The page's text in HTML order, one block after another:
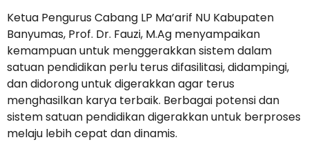
Ketua Pengurus Cabang LP Ma’arif NU Kabupaten
Banyumas, Prof. Dr. Fauzi, M.Ag menyampaikan
kemampuan untuk menggerakkan sistem dalam
satuan pendidikan perlu terus difasilitasi, didampingi,
dan didorong untuk digerakkan agar terus
menghasilkan karya terbaik. Berbagai potensi dan
sistem satuan pendidikan digerakkan untuk berproses
melaju lebih cepat dan dinamis.